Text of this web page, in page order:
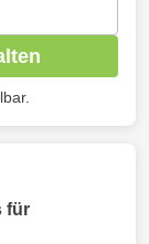
für